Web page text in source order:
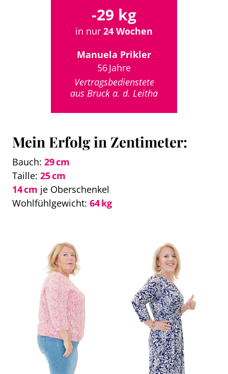
-29 kg
in nur 24 Wochen
Manuela Prikler
56 Jahre
Vertragsbedienstete
aus Bruck a. d. Leitha
Mein Erfolg in Zentimeter:
Bauch: 29 cm
Taille: 25 cm
14 cm je Oberschenkel
Wohlfühlgewicht: 64 kg